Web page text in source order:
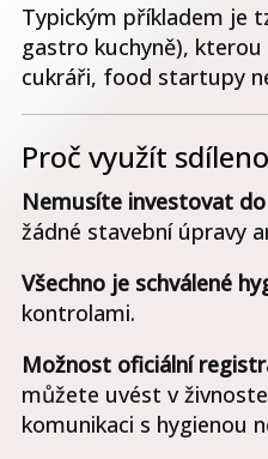
Typickým příkladem je
gastro kuchyně),
cukráři, food startupy
Proč využít
Nemusíte investovat
žádné stavební úpravy
Všechno je schválené
kontrolami.
Možnost oficiální
můžete uvést v
komunikaci s hygienou